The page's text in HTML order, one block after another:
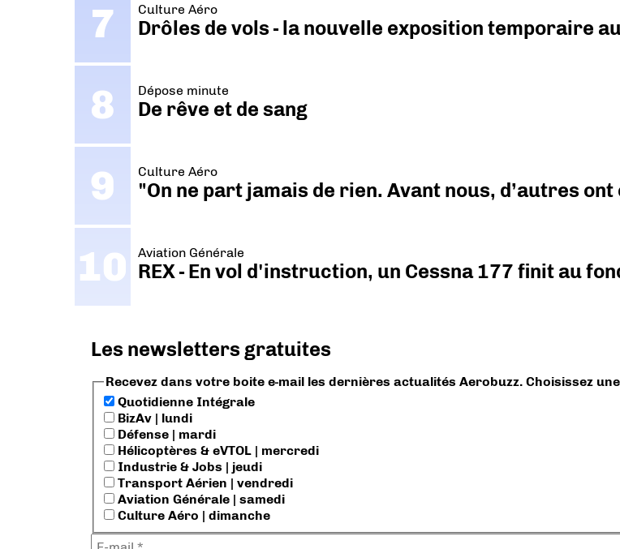
Culture Aéro
Drôles de vols - la nouvelle exposition temporaire
Dépose minute
De rêve et de sang
Culture Aéro
"On ne part jamais de rien. Avant nous, d’autres
Aviation Générale
REX - En vol d'instruction, un Cessna 177 finit au
Les newsletters gratuites
Recevez dans votre boite e-mail les dernières actualités Aerobuzz. Choisissez
Quotidienne Intégrale
BizAv | lundi
Défense | mardi
Hélicoptères & eVTOL | mercredi
Industrie & Jobs | jeudi
Transport Aérien | vendredi
Aviation Générale | samedi
Culture Aéro | dimanche